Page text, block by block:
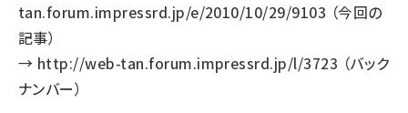
tan.forum.impressrd.jp/e/2010/10/29/9103 （今回の
記事）
→ http://web-tan.forum.impressrd.jp/l/3723 （バック
ナンバー）